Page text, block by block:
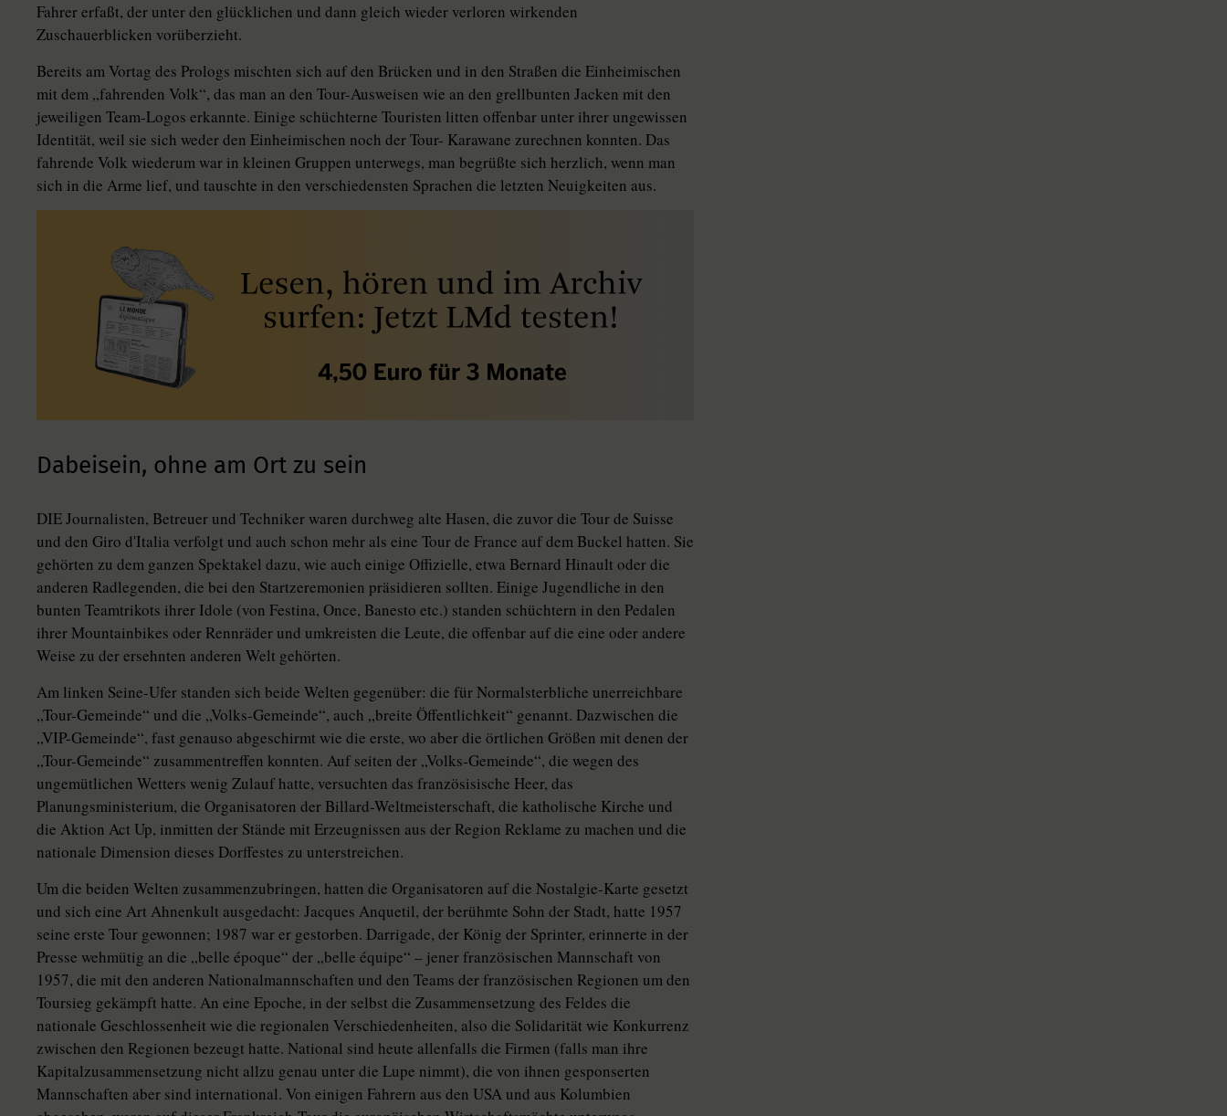
Fahrer erfaßt, der unter den glücklichen und dann gleich wieder verloren wirkenden
Zuschauerblicken vorüberzieht.
Bereits am Vortag des Prologs mischten sich auf den Brücken und in den Straßen die Einheimischen
mit dem „fahrenden Volk“, das man an den Tour-Ausweisen wie an den grellbunten Jacken mit den
jeweiligen Team-Logos erkannte. Einige schüchterne Touristen litten offenbar unter ihrer ungewissen
Identität, weil sie sich weder den Einheimischen noch der Tour- Karawane zurechnen konnten. Das
fahrende Volk wiederum war in kleinen Gruppen unterwegs, man begrüßte sich herzlich, wenn man
sich in die Arme lief, und tauschte in den verschiedensten Sprachen die letzten Neuigkeiten aus.
Dabeisein, ohne am Ort zu sein
DIE Journalisten, Betreuer und Techniker waren durchweg alte Hasen, die zuvor die Tour de Suisse
und den Giro d'Italia verfolgt und auch schon mehr als eine Tour de France auf dem Buckel hatten. Sie
gehörten zu dem ganzen Spektakel dazu, wie auch einige Offizielle, etwa Bernard Hinault oder die
anderen Radlegenden, die bei den Startzeremonien präsidieren sollten. Einige Jugendliche in den
bunten Teamtrikots ihrer Idole (von Festina, Once, Banesto etc.) standen schüchtern in den Pedalen
ihrer Mountainbikes oder Rennräder und umkreisten die Leute, die offenbar auf die eine oder andere
Weise zu der ersehnten anderen Welt gehörten.
Am linken Seine-Ufer standen sich beide Welten gegenüber: die für Normalsterbliche unerreichbare
„Tour-Gemeinde“ und die „Volks-Gemeinde“, auch „breite Öffentlichkeit“ genannt. Dazwischen die
„VIP-Gemeinde“, fast genauso abgeschirmt wie die erste, wo aber die örtlichen Größen mit denen der
„Tour-Gemeinde“ zusammentreffen konnten. Auf seiten der „Volks-Gemeinde“, die wegen des
ungemütlichen Wetters wenig Zulauf hatte, versuchten das französisische Heer, das
Planungsministerium, die Organisatoren der Billard-Weltmeisterschaft, die katholische Kirche und
die Aktion Act Up, inmitten der Stände mit Erzeugnissen aus der Region Reklame zu machen und die
nationale Dimension dieses Dorffestes zu unterstreichen.
Um die beiden Welten zusammenzubringen, hatten die Organisatoren auf die Nostalgie-Karte gesetzt
und sich eine Art Ahnenkult ausgedacht: Jacques Anquetil, der berühmte Sohn der Stadt, hatte 1957
seine erste Tour gewonnen; 1987 war er gestorben. Darrigade, der König der Sprinter, erinnerte in der
Presse wehmütig an die „belle époque“ der „belle équipe“ – jener französischen Mannschaft von
1957, die mit den anderen Nationalmannschaften und den Teams der französischen Regionen um den
Toursieg gekämpft hatte. An eine Epoche, in der selbst die Zusammensetzung des Feldes die
nationale Geschlossenheit wie die regionalen Verschiedenheiten, also die Solidarität wie Konkurrenz
zwischen den Regionen bezeugt hatte. National sind heute allenfalls die Firmen (falls man ihre
Kapitalzusammensetzung nicht allzu genau unter die Lupe nimmt), die von ihnen gesponserten
Mannschaften aber sind international. Von einigen Fahrern aus den USA und aus Kolumbien